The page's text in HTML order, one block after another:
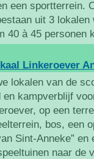
een sportterrein.
uit 3
40 à 45 personen
Linkeroever
lokalen van de
en kampverblijf
op een
bos, een
Sint-Anneke”
naar de